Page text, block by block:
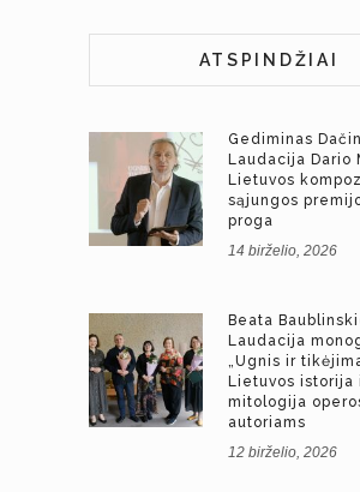
ATSPINDŽIAI
Gediminas
Laudacija Dario
Lietuvos
sąjungos
proga
14 birželio, 2026
Beata
Laudacija
„Ugnis ir
Lietuvos istorija
mitologija
autoriams
12 birželio, 2026